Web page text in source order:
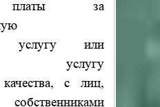
платы за
услугу или
услугу
с лиц,